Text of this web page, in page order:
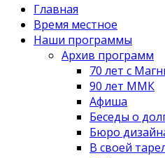
Главная
Время местное
Наши программы
Архив программ
70 лет с
90 лет ММК
Афиша
Беседы о
Бюро
В своей